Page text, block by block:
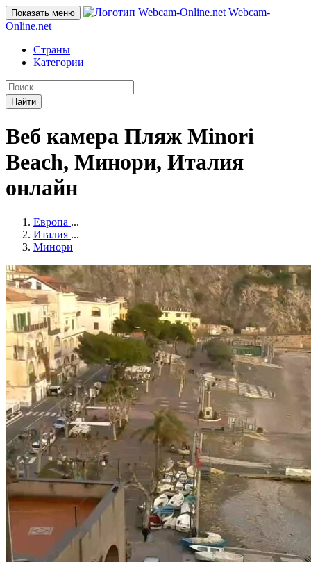
Показать меню
Webcam-
Online.net
Страны
Категории
Найти
Веб камера Пляж Minori
Beach, Минори, Италия
онлайн
Европа ...
Италия ...
Минори